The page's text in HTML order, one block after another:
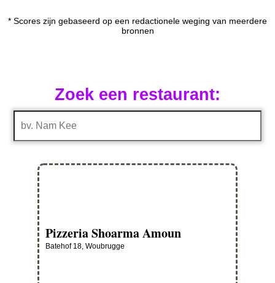
* Scores zijn gebaseerd op een redactionele weging van meerdere
bronnen
Zoek een restaurant:
Pizzeria Shoarma Amoun
Batehof 18, Woubrugge